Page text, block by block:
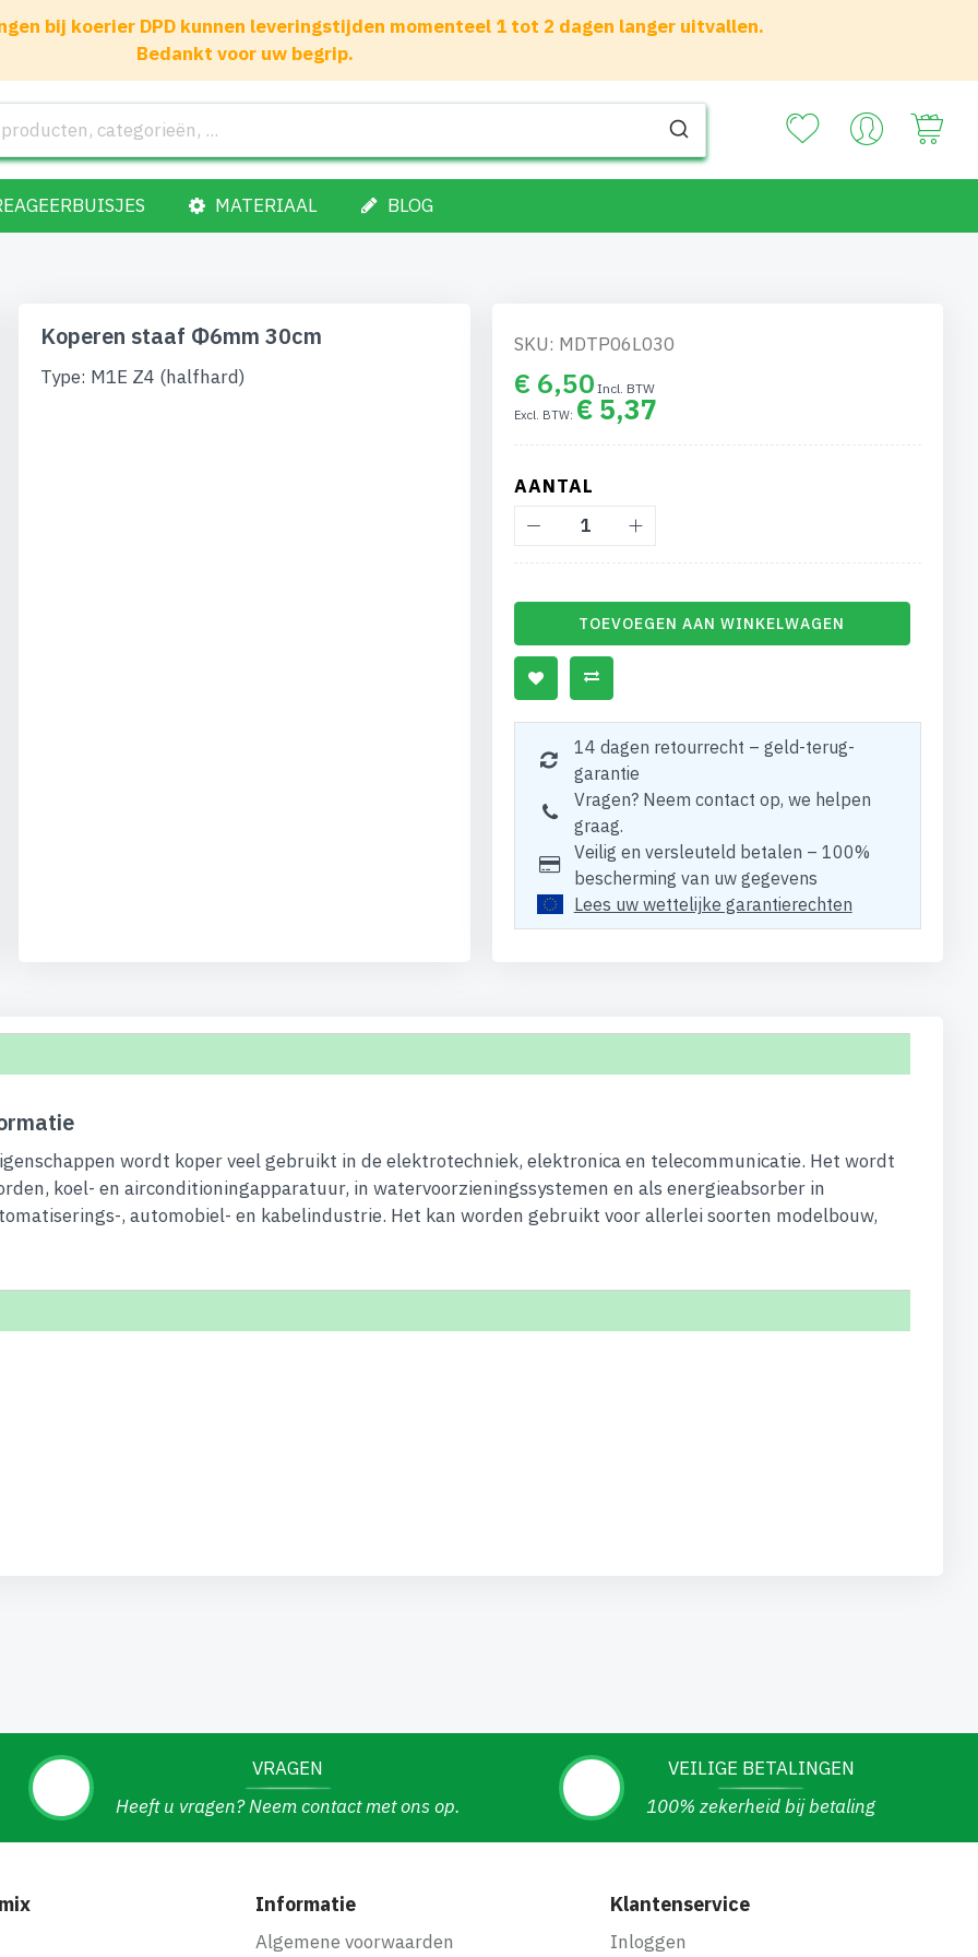
bij koerier DPD kunnen leveringstijden momenteel 1 tot 2 dagen langer uitvallen.
Bedankt voor uw begrip.
MATERIAAL BLOG
Koperen staaf Φ6mm 30cm
Type: M1E Z4 (halfhard)
SKU: MDTP06L030
€ 6,50
€ 5,37
AANTAL
TOEVOEGEN AAN WINKELWAGEN
14 dagen retourrecht – geld-terug-
garantie
Vragen? Neem contact op, we helpen
graag.
Veilig en versleuteld betalen – 100%
bescherming van uw gegevens
Lees uw wettelijke garantierechten
wordt koper veel gebruikt in de elektrotechniek, elektronica en telecommunicatie. Het wordt
koel- en airconditioningapparatuur, in watervoorzieningssystemen en als energieabsorber in
, automobiel- en kabelindustrie. Het kan worden gebruikt voor allerlei soorten modelbouw,
VRAGEN
Heeft u vragen? Neem contact met ons op.
VEILIGE BETALINGEN
100% zekerheid bij betaling
Informatie
Algemene voorwaarden
Klantenservice
Inloggen